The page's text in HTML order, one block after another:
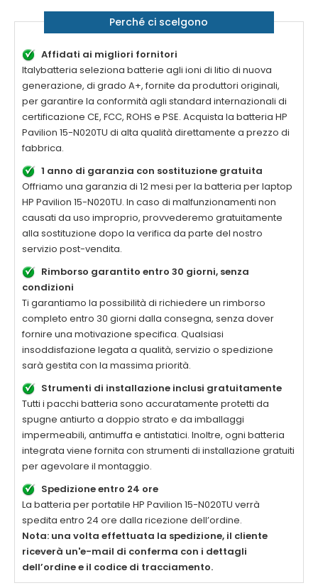
Perché ci scelgono
Affidati ai migliori fornitori
Italybatteria seleziona batterie agli ioni di litio di nuova
generazione, di grado A+, fornite da produttori originali,
per garantire la conformità agli standard internazionali di
certificazione CE, FCC, ROHS e PSE. Acquista la batteria HP
Pavilion 15-N020TU di alta qualità direttamente a prezzo di
fabbrica.
1 anno di garanzia con sostituzione gratuita
Offriamo una garanzia di 12 mesi per la batteria per laptop
HP Pavilion 15-N020TU. In caso di malfunzionamenti non
causati da uso improprio, provvederemo gratuitamente
alla sostituzione dopo la verifica da parte del nostro
servizio post-vendita.
Rimborso garantito entro 30 giorni, senza
condizioni
Ti garantiamo la possibilità di richiedere un rimborso
completo entro 30 giorni dalla consegna, senza dover
fornire una motivazione specifica. Qualsiasi
insoddisfazione legata a qualità, servizio o spedizione
sarà gestita con la massima priorità.
Strumenti di installazione inclusi gratuitamente
Tutti i pacchi batteria sono accuratamente protetti da
spugne antiurto a doppio strato e da imballaggi
impermeabili, antimuffa e antistatici. Inoltre, ogni batteria
integrata viene fornita con strumenti di installazione gratuiti
per agevolare il montaggio.
Spedizione entro 24 ore
La batteria per portatile HP Pavilion 15-N020TU verrà
spedita entro 24 ore dalla ricezione dell’ordine.
Nota: una volta effettuata la spedizione, il cliente
riceverà un'e-mail di conferma con i dettagli
dell’ordine e il codice di tracciamento.